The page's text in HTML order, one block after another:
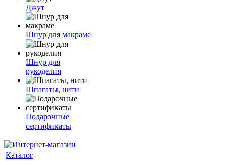
Джут
Шнур для макраме
Шнур для
рукоделия
Шпагаты, нити
Подарочные
сертификаты
Каталог